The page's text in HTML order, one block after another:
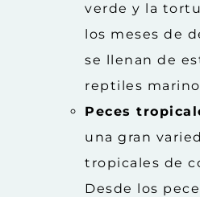
verde y la
los meses de
se llenan de
reptiles
Peces
una gran
tropicales de
Desde los